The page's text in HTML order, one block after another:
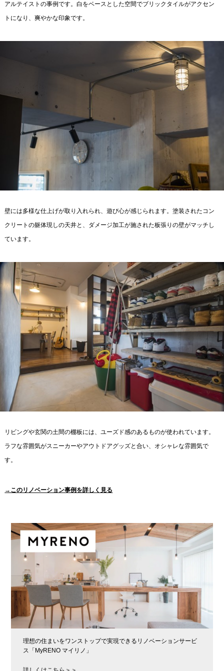
アルテイストの事例です。白をベースとした空間でブリックタイルがアクセン
トになり、爽やかな印象です。
壁には多様な仕上げが取り入れられ、遊び心が感じられます。塗装されたコン
クリートの躯体現しの天井と、ダメージ加工が施された板張りの壁がマッチし
ています。
リビングや玄関の土間の棚板には、ユーズド感のあるものが使われています。
ラフな雰囲気がスニーカーやアウトドアグッズと合い、オシャレな雰囲気で
す。
→このリノベーション事例を詳しく見る
理想の住まいをワンストップで実現できるリノベーションサービ
ス「MyRENO マイリノ」